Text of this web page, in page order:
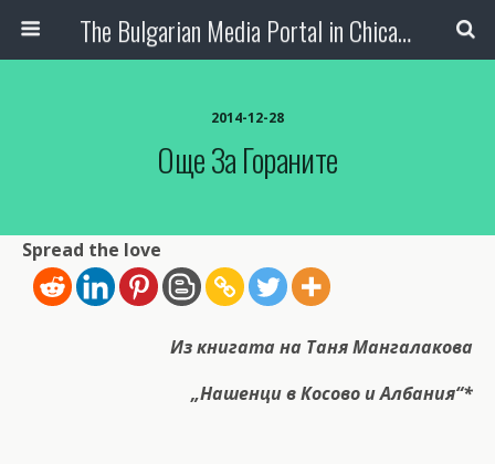
The Bulgarian Media Portal in Chicago
2014-12-28
Още За Гораните
Spread the love
Из книгата на Таня Мангалакова
„Нашенци в Косово и Албания“*